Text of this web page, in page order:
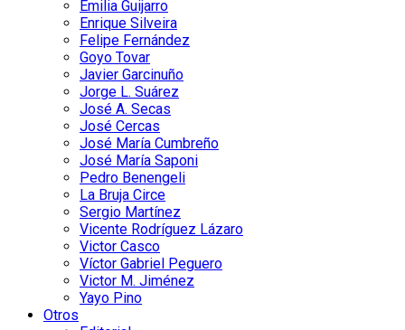
Emilia Guijarro
Enrique Silveira
Felipe Fernández
Goyo Tovar
Javier Garcinuño
Jorge L. Suárez
José A. Secas
José Cercas
José María Cumbreño
José María Saponi
Pedro Benengeli
La Bruja Circe
Sergio Martínez
Vicente Rodríguez Lázaro
Victor Casco
Víctor Gabriel Peguero
Victor M. Jiménez
Yayo Pino
Otros